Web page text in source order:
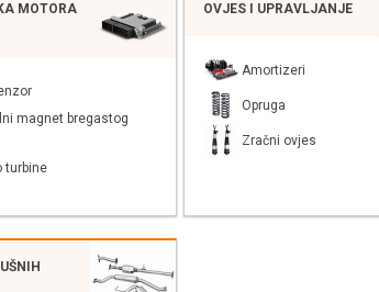
MOTORA
magnet bregastog
turbine
OVJES I UPRAVLJANJE
Amortizeri
Opruga
Zračni ovjes